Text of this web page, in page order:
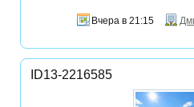
Вчера в 21:15
ID13-2216585